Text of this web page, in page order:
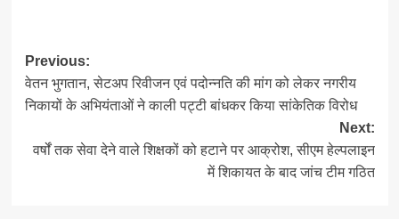
Post
navigation
Previous:
वेतन भुगतान, सेटअप रिवीजन एवं पदोन्नति की मांग को लेकर नगरीय
निकायों के अभियंताओं ने काली पट्टी बांधकर किया सांकेतिक विरोध
Next:
वर्षों तक सेवा देने वाले शिक्षकों को हटाने पर आक्रोश, सीएम हेल्पलाइन
में शिकायत के बाद जांच टीम गठित